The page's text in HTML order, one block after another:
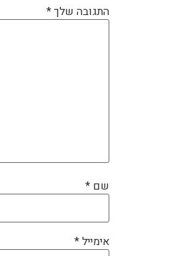
התגובה שלך*
שם *
אימייל*